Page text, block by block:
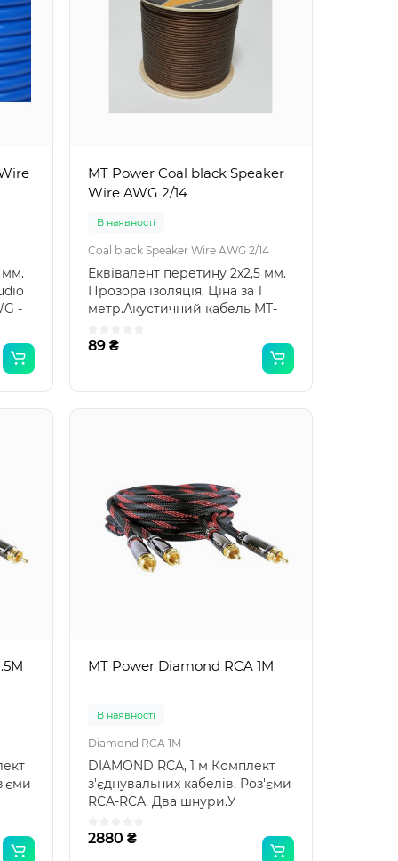
мм.
-
MT Power Coal black Speaker
Wire AWG 2/14
В наявності
Coal black Speaker Wire AWG 2/14
Еквівалент перетину 2х2,5 мм.
Прозора ізоляція. Ціна за 1
метр.Акустичний кабель MT-
89 ₴
MT Power Diamond RCA 1M
В наявності
Diamond RCA 1M
DIAMOND RCA, 1 м Комплект
з'єднувальних кабелів. Роз'єми
RCA-RCA. Два шнури.У
2880 ₴